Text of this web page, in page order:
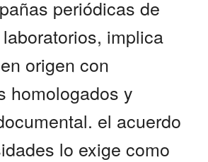
periódicas de
implica
origen con
homologados y
el acuerdo
lo exige como